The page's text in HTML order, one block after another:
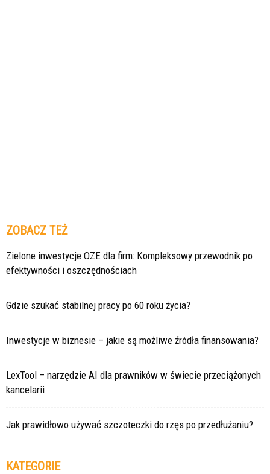
ZOBACZ TEŻ
Zielone inwestycje OZE dla firm: Kompleksowy przewodnik po
efektywności i oszczędnościach
Gdzie szukać stabilnej pracy po 60 roku życia?
Inwestycje w biznesie – jakie są możliwe źródła finansowania?
LexTool – narzędzie AI dla prawników w świecie przeciążonych
kancelarii
Jak prawidłowo używać szczoteczki do rzęs po przedłużaniu?
KATEGORIE